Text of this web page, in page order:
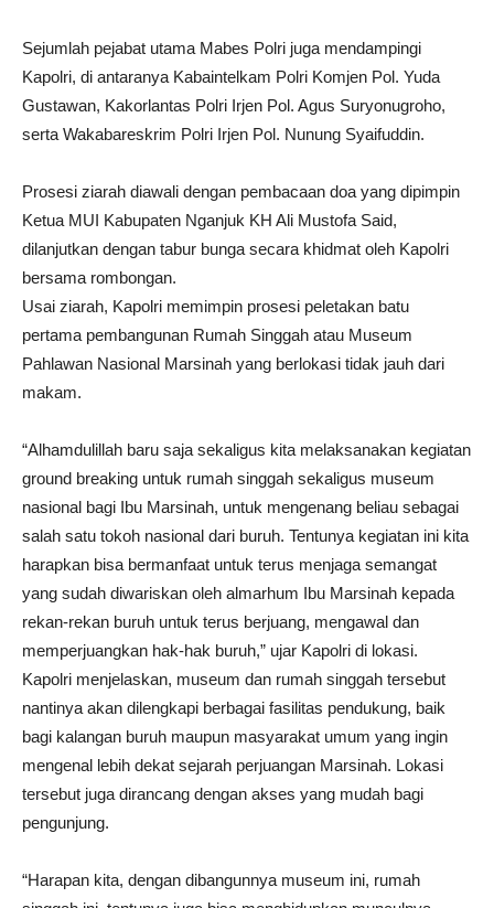
Sejumlah pejabat utama Mabes Polri juga mendampingi
Kapolri, di antaranya Kabaintelkam Polri Komjen Pol. Yuda
Gustawan, Kakorlantas Polri Irjen Pol. Agus Suryonugroho,
serta Wakabareskrim Polri Irjen Pol. Nunung Syaifuddin.
Prosesi ziarah diawali dengan pembacaan doa yang dipimpin
Ketua MUI Kabupaten Nganjuk KH Ali Mustofa Said,
dilanjutkan dengan tabur bunga secara khidmat oleh Kapolri
bersama rombongan.
Usai ziarah, Kapolri memimpin prosesi peletakan batu
pertama pembangunan Rumah Singgah atau Museum
Pahlawan Nasional Marsinah yang berlokasi tidak jauh dari
makam.
“Alhamdulillah baru saja sekaligus kita melaksanakan kegiatan
ground breaking untuk rumah singgah sekaligus museum
nasional bagi Ibu Marsinah, untuk mengenang beliau sebagai
salah satu tokoh nasional dari buruh. Tentunya kegiatan ini kita
harapkan bisa bermanfaat untuk terus menjaga semangat
yang sudah diwariskan oleh almarhum Ibu Marsinah kepada
rekan-rekan buruh untuk terus berjuang, mengawal dan
memperjuangkan hak-hak buruh,” ujar Kapolri di lokasi.
Kapolri menjelaskan, museum dan rumah singgah tersebut
nantinya akan dilengkapi berbagai fasilitas pendukung, baik
bagi kalangan buruh maupun masyarakat umum yang ingin
mengenal lebih dekat sejarah perjuangan Marsinah. Lokasi
tersebut juga dirancang dengan akses yang mudah bagi
pengunjung.
“Harapan kita, dengan dibangunnya museum ini, rumah